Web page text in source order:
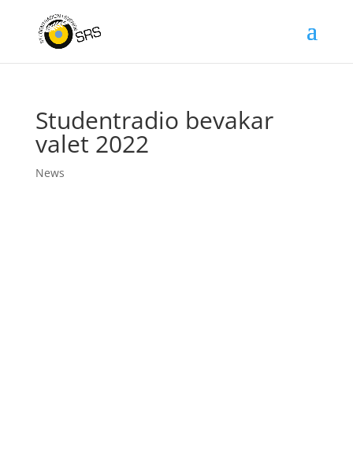
Studentradio bevakar
valet 2022
News